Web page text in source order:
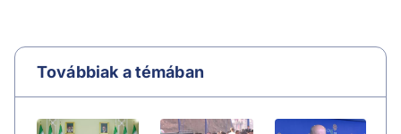
Továbbiak a témában